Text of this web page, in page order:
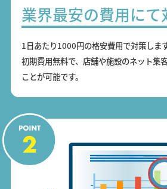
業界最安の費用にて
1日あたり1000円の格安費用で対策します
初期費用無料で、店舗や施設のネット集
ことが可能です。